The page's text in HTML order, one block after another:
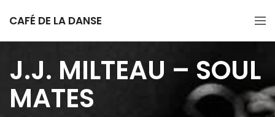
CAFÉ DE LA DANSE
J.J. MILTEAU – SOUL
MATES